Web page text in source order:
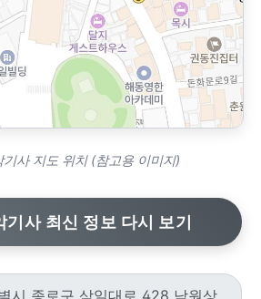
사 지도 위치 (참고용 이미지)
기사 최신 정보 다시 보기
시 종로구 삼일대로 428 낙원상